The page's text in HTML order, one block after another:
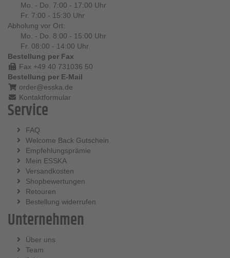
Mo. - Do. 7:00 - 17:00 Uhr
Fr. 7:00 - 15:30 Uhr
Abholung vor Ort:
Mo. - Do. 8:00 - 15:00 Uhr
Fr. 08:00 - 14:00 Uhr
Bestellung per Fax
Fax +49 40 731036 50
Bestellung per E-Mail
order@esska.de
Kontaktformular
Service
FAQ
Welcome Back Gutschein
Empfehlungsprämie
Mein ESSKA
Versandkosten
Shopbewertungen
Retouren
Bestellung widerrufen
Unternehmen
Über uns
Team